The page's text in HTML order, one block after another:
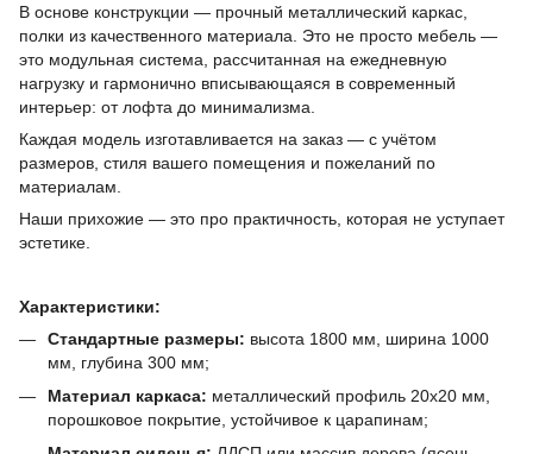
В основе конструкции — прочный металлический каркас,
полки из качественного материала. Это не просто мебель —
это модульная система, рассчитанная на ежедневную
нагрузку и гармонично вписывающаяся в современный
интерьер: от лофта до минимализма.
Каждая модель изготавливается на заказ — с учётом
размеров, стиля вашего помещения и пожеланий по
материалам.
Наши прихожие — это про практичность, которая не уступает
эстетике.
Характеристики:
Стандартные размеры: высота 1800 мм, ширина 1000
мм, глубина 300 мм;
Материал каркаса: металлический профиль 20х20 мм,
порошковое покрытие, устойчивое к царапинам;